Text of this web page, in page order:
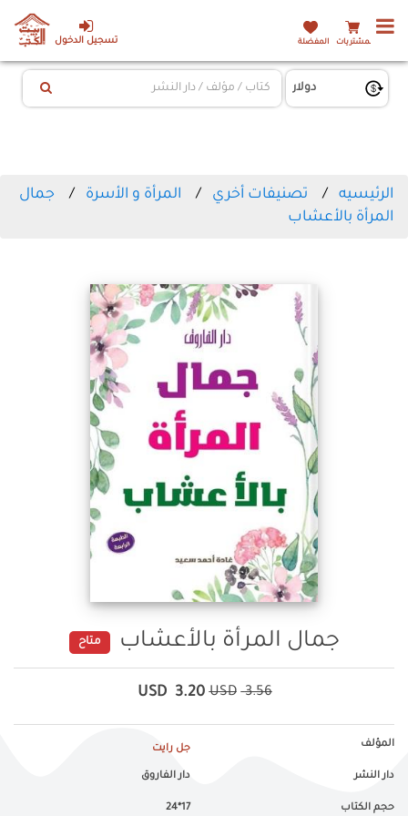
تسجيل الدخول المشتريات المفضلة
الرئيسيه تصنيفات أخري المرأة و الأسرة
جمال
المرأة بالأعشاب
جمال المرأة بالأعشاب متاح
3.56
USD
3.20
USD
المؤلف جل رايت
دار النشر دار الفاروق
حجم الكتاب 17*24